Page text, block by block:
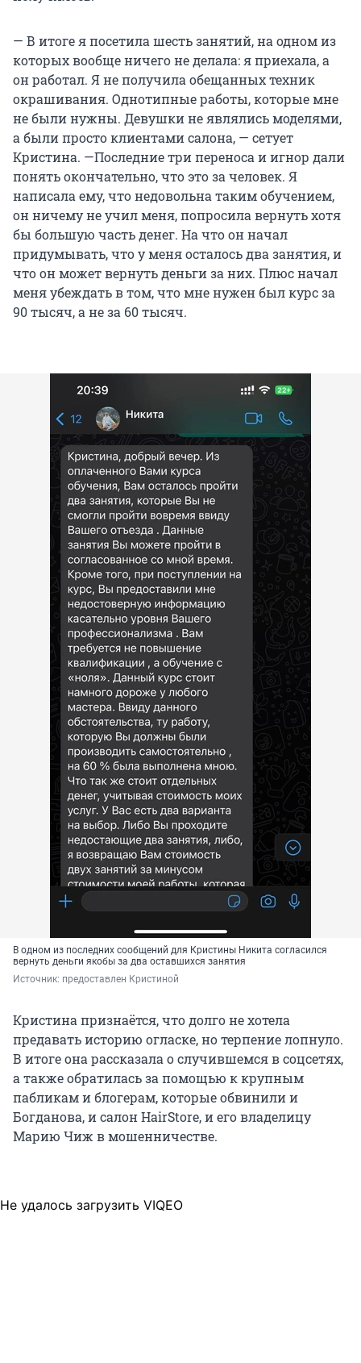
— В итоге я посетила шесть занятий, на одном из
которых вообще ничего не делала: я приехала, а
он работал. Я не получила обещанных техник
окрашивания. Однотипные работы, которые мне
не были нужны. Девушки не являлись моделями,
а были просто клиентами салона, — сетует
Кристина. —Последние три переноса и игнор дали
понять окончательно, что это за человек. Я
написала ему, что недовольна таким обучением,
он ничему не учил меня, попросила вернуть хотя
бы большую часть денег. На что он начал
придумывать, что у меня осталось два занятия, и
что он может вернуть деньги за них. Плюс начал
меня убеждать в том, что мне нужен был курс за
90 тысяч, а не за 60 тысяч.
В одном из последних сообщений для Кристины Никита согласился
вернуть деньги якобы за два оставшихся занятия
Источник: предоставлен Кристиной
Кристина признаётся, что долго не хотела
предавать историю огласке, но терпение лопнуло.
В итоге она рассказала о случившемся в соцсетях,
а также обратилась за помощью к крупным
пабликам и блогерам, которые обвинили и
Богданова, и салон HairStore, и его владелицу
Марию Чиж в мошенничестве.
Не удалось загрузить VIQEO